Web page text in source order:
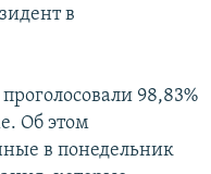
в
98,83%
Об этом
в понедельник